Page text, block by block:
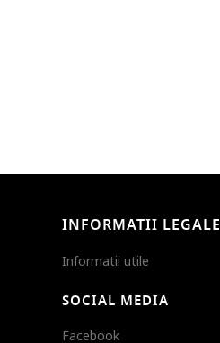
INFORMATII LEGALE
Informatii utile
SOCIAL MEDIA
Facebook